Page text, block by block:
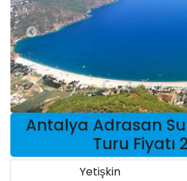
Antalya Adrasan
Turu Fiyatı
Yetişkin